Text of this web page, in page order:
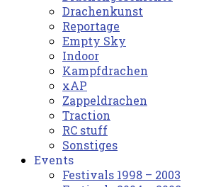
Drachenkunst
Reportage
Empty Sky
Indoor
Kampfdrachen
xAP
Zappeldrachen
Traction
RC stuff
Sonstiges
Events
Festivals 1998 – 2003